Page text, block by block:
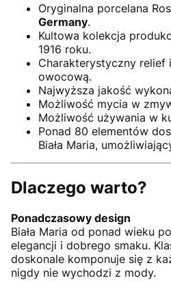
Oryginalna porcelana
Germany.
Kultowa kolekcja
1916 roku.
Charakterystyczny relief
owocową.
Najwyższa jakość
Możliwość mycia w
Możliwość używania w
Ponad 80 elementów
Biała Maria,
Dlaczego warto?
Ponadczasowy design
Biała Maria od ponad wieku
elegancji i dobrego smaku.
doskonale komponuje się z
nigdy nie wychodzi z mody.